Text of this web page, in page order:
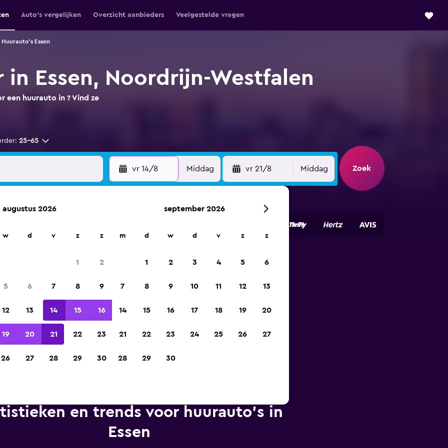
Auto's vergelijken Overzicht aanbieders Veelgestelde vragen
Huurauto's Essen
Essen, Noordrijn-Westfalen
een huurauto in ? Vind ze
25-65
vr 14/8 Middag vr 21/8 Middag Zoek
meer dan 70.000 locaties met momondo.
app 2023
en trends voor huurauto's in
Essen
augustus 2026
w d v z z
1 2
5 6 7 8 9
12 13 14 15 16
19 20 21 22 23
26 27 28 29 30
september 2026
m d w d v z z
1 2 3 4 5 6
7 8 9 10 11 12 13
14 15 16 17 18 19 20
21 22 23 24 25 26 27
28 29 30